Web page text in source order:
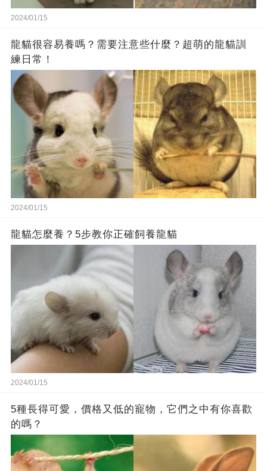
2024/01/15
龍貓很容易養嗎？需要注意些什麼？超萌的龍貓訓
練日常！
2024/01/15
龍貓怎麼養？5步教你正確飼養龍貓
2024/01/15
5種長得可愛，價格又低的寵物，它們之中有你喜歡
的嗎？